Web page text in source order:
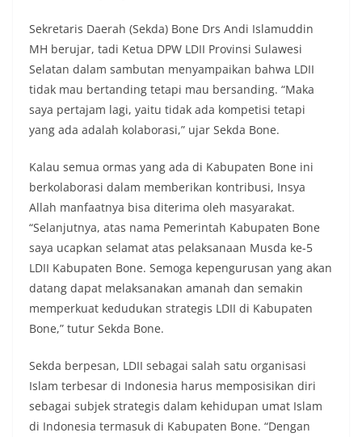
Sekretaris Daerah (Sekda) Bone Drs Andi Islamuddin
MH berujar, tadi Ketua DPW LDII Provinsi Sulawesi
Selatan dalam sambutan menyampaikan bahwa LDII
tidak mau bertanding tetapi mau bersanding. “Maka
saya pertajam lagi, yaitu tidak ada kompetisi tetapi
yang ada adalah kolaborasi,” ujar Sekda Bone.
Kalau semua ormas yang ada di Kabupaten Bone ini
berkolaborasi dalam memberikan kontribusi, Insya
Allah manfaatnya bisa diterima oleh masyarakat.
“Selanjutnya, atas nama Pemerintah Kabupaten Bone
saya ucapkan selamat atas pelaksanaan Musda ke-5
LDII Kabupaten Bone. Semoga kepengurusan yang akan
datang dapat melaksanakan amanah dan semakin
memperkuat kedudukan strategis LDII di Kabupaten
Bone,” tutur Sekda Bone.
Sekda berpesan, LDII sebagai salah satu organisasi
Islam terbesar di Indonesia harus memposisikan diri
sebagai subjek strategis dalam kehidupan umat Islam
di Indonesia termasuk di Kabupaten Bone. “Dengan